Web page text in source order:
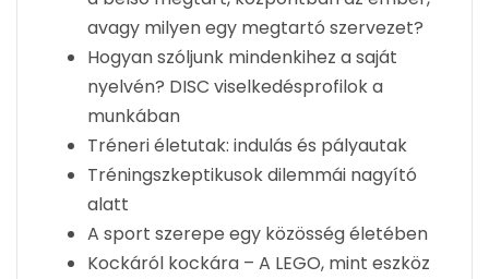
avagy milyen egy megtartó szervezet?
Hogyan szóljunk mindenkihez a saját
nyelvén? DISC viselkedésprofilok a
munkában
Tréneri életutak: indulás és pályautak
Tréningszkeptikusok dilemmái nagyító
alatt
A sport szerepe egy közösség életében
Kockáról kockára – A LEGO, mint eszköz